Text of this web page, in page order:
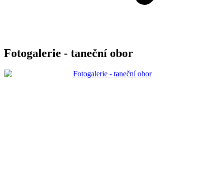
Fotogalerie - taneční obor